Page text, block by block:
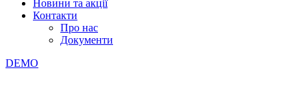
Новини та акції
Контакти
Про нас
Документи
DEMO